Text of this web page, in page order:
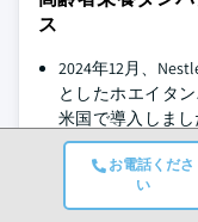
お電話くださ
い
ス
2024年12月、
としたホエイタ
米国で導入しま
プチド（加水分
能性を示してお